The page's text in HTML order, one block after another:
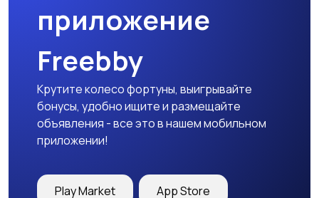
приложение
Freebby
Крутите колесо фортуны, выигрывайте
бонусы, удобно ищите и размещайте
объявления - все это в нашем мобильном
приложении!
Play Market App Store